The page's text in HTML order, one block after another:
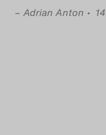
– Adrian Anton •